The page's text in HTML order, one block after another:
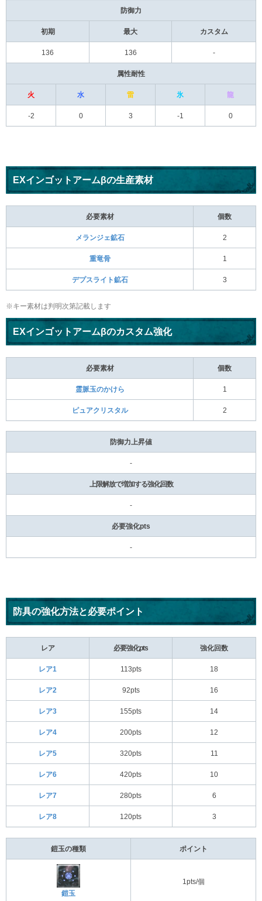
防御力
初期 最大 カスタム
136 136 -
属性耐性
火 水 雷 氷 龍
-2 0 3 -1 0
EXインゴットアームβの生産素材
必要素材 個数
メランジェ鉱石 2
重竜骨 1
デプスライト鉱石 3
※キー素材は判明次第記載します
EXインゴットアームβのカスタム強化
必要素材 個数
霊脈玉のかけら 1
ピュアクリスタル 2
防御力上昇値
-
上限解放で増加する強化回数
-
必要強化pts
-
防具の強化方法と必要ポイント
レア 必要強化pts 強化回数
レア1 113pts 18
レア2 92pts 16
レア3 155pts 14
レア4 200pts 12
レア5 320pts 11
レア6 420pts 10
レア7 280pts 6
レア8 120pts 3
鎧玉の種類 ポイント
鎧玉
1pts/個